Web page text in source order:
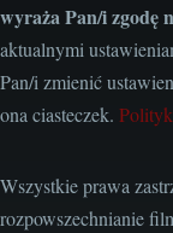
wyraża Pan/i zgodę
aktualnymi
Pan/i zmienić
ona ciasteczek.
Wszystkie prawa
rozpowszechnianie